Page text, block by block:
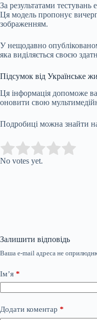
За результатами
Ця модель пропонує
зображенням.
У нещодавно
яка виділяється своєю
Підсумок від Українське
Ця інформація допоможе
оновити свою
Подробиці можна знайти
Rate this item:
No votes yet.
Залишити відповідь
Ваша e-mail адреса не
Ім’я *
Додати коментар *